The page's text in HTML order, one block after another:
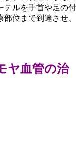
テルを手首や足の付
位まで到達させ、
ヤ血管の治